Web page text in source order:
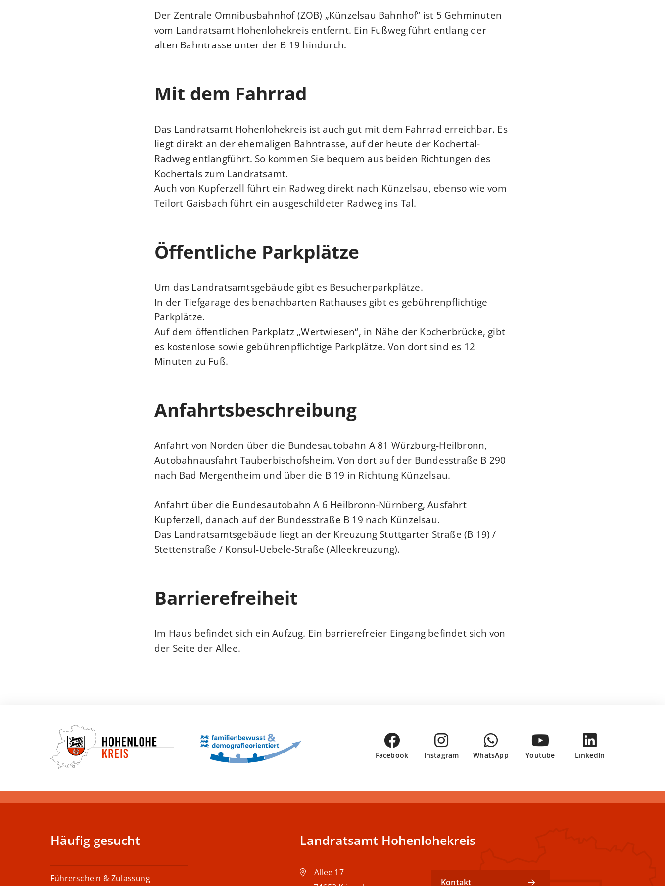
Der Zentrale Omnibusbahnhof (ZOB) „Künzelsau Bahnhof“ ist 5 Gehminuten
vom Landratsamt Hohenlohekreis entfernt. Ein Fußweg führt entlang der
alten Bahntrasse unter der B 19 hindurch.
Mit dem Fahrrad
Das Landratsamt Hohenlohekreis ist auch gut mit dem Fahrrad erreichbar. Es
liegt direkt an der ehemaligen Bahntrasse, auf der heute der Kochertal-
Radweg entlangführt. So kommen Sie bequem aus beiden Richtungen des
Kochertals zum Landratsamt.
Auch von Kupferzell führt ein Radweg direkt nach Künzelsau, ebenso wie vom
Teilort Gaisbach führt ein ausgeschildeter Radweg ins Tal.
Öffentliche Parkplätze
Um das Landratsamtsgebäude gibt es Besucherparkplätze.
In der Tiefgarage des benachbarten Rathauses gibt es gebührenpflichtige
Parkplätze.
Auf dem öffentlichen Parkplatz „Wertwiesen“, in Nähe der Kocherbrücke, gibt
es kostenlose sowie gebührenpflichtige Parkplätze. Von dort sind es 12
Minuten zu Fuß.
Anfahrtsbeschreibung
Anfahrt von Norden über die Bundesautobahn A 81 Würzburg-Heilbronn,
Autobahnausfahrt Tauberbischofsheim. Von dort auf der Bundesstraße B 290
nach Bad Mergentheim und über die B 19 in Richtung Künzelsau.
Anfahrt über die Bundesautobahn A 6 Heilbronn-Nürnberg, Ausfahrt
Kupferzell, danach auf der Bundesstraße B 19 nach Künzelsau.
Das Landratsamtsgebäude liegt an der Kreuzung Stuttgarter Straße (B 19) /
Stettenstraße / Konsul-Uebele-Straße (Alleekreuzung).
Barrierefreiheit
Im Haus befindet sich ein Aufzug. Ein barrierefreier Eingang befindet sich von
der Seite der Allee.
Facebook Instagram WhatsApp Youtube LinkedIn
Häufig gesucht
Führerschein & Zulassung
Landratsamt Hohenlohekreis
Allee 17
Kontakt